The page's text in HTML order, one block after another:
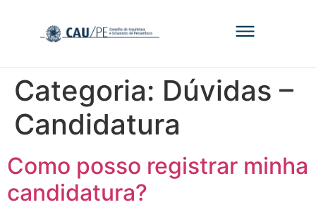
Categoria: Dúvidas –
Candidatura
Como posso registrar minha
candidatura?